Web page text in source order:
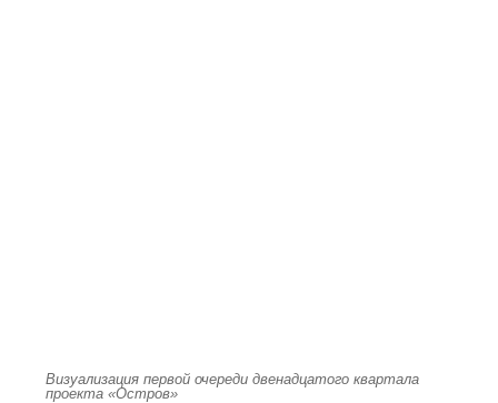
Визуализация первой очереди двенадцатого квартала
проекта «Остров»